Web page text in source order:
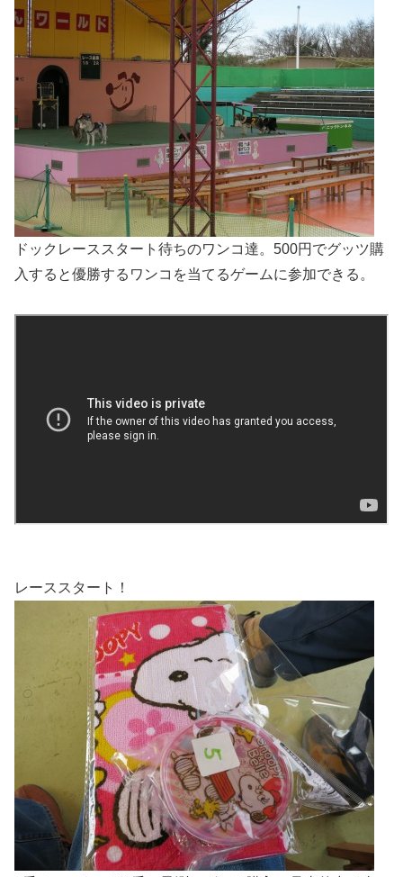
ドックレーススタート待ちのワンコ達。500円でグッツ購
入すると優勝するワンコを当てるゲームに参加できる。
レーススタート！